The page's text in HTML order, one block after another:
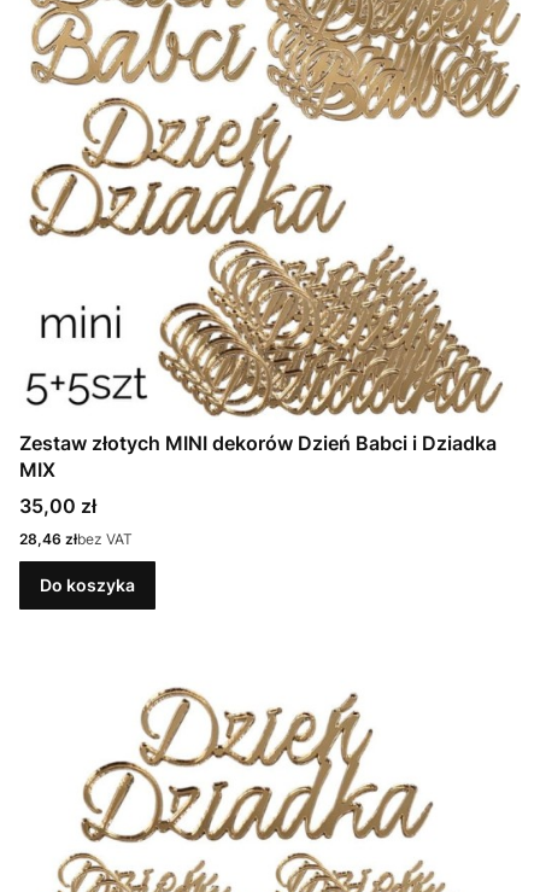
Zestaw złotych MINI dekorów Dzień Babci i Dziadka
MIX
Cena
35,00 zł
Cena
28,46 złbez VAT
Do koszyka